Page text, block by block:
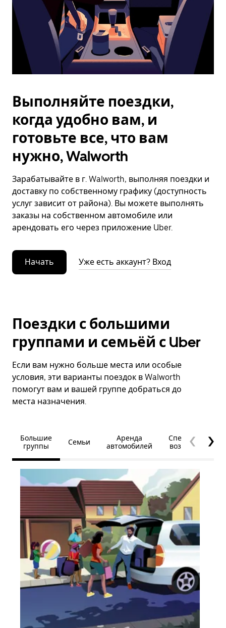
Выполняйте поездки,
когда удобно вам, и
готовьте все, что вам
нужно, Walworth
Зарабатывайте в г. Walworth, выполняя поездки и
доставку по собственному графику (доступность
услуг зависит от района). Вы можете выполнять
заказы на собственном автомобиле или
арендовать его через приложение Uber.
Начать Уже есть аккаунт? Вход
Поездки с большими
группами и семьёй с Uber
Если вам нужно больше места или особые
условия, эти варианты поездок в Walworth
помогут вам и вашей группе добраться до
места назначения.
Большие
группы
Семьи
Аренда
автомобилей
Специальные
возможности